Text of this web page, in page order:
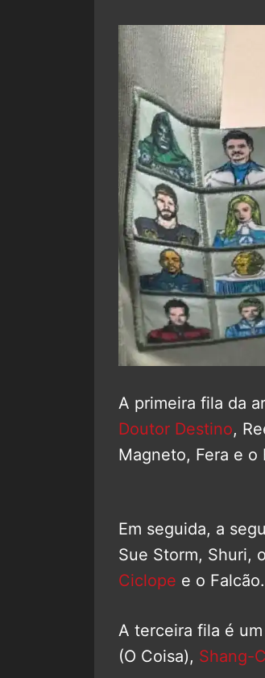
A primeira fila da
Doutor Destino,
Magneto, Fera e o
Em seguida, a
Sue Storm, Shuri,
Ciclope e o Falcão.
A terceira fila é
(O Coisa), Shang-